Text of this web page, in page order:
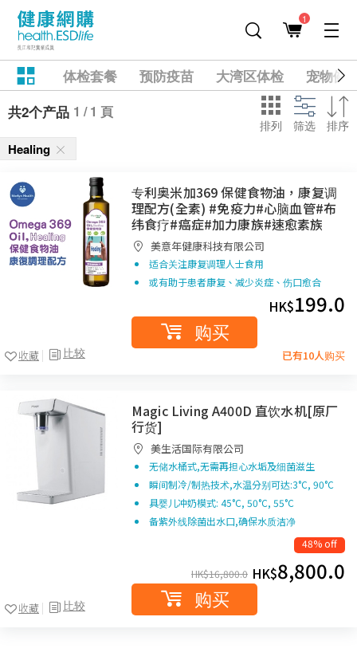
1
体检套餐 预防疫苗 大湾区体检
宠物健
共2个产品 1 / 1 頁
排列 筛选 排序
Healing
比较
收藏
专利奥米加369 保健食物油，康复调
理配方(全素) #免疫力#心脑血管#布
纬食疗#癌症#加力康族#速愈素族
美意年健康科技有限公司
适合关注康复调理人士食用
或有助于患者康复、减少炎症、伤口愈合
HK$199.0
购买
已有10人购买
比较
收藏
Magic Living A400D 直饮水机[原厂
行货]
美生活国际有限公司
无储水桶式,无需再担心水垢及细菌滋生
瞬间制冷/制热技术,水温分别可达:3°C, 90°C
具婴儿冲奶模式: 45°C, 50°C, 55°C
备紫外线除菌出水口,确保水质洁净
48% off
HK$16,800.0 HK$8,800.0
购买